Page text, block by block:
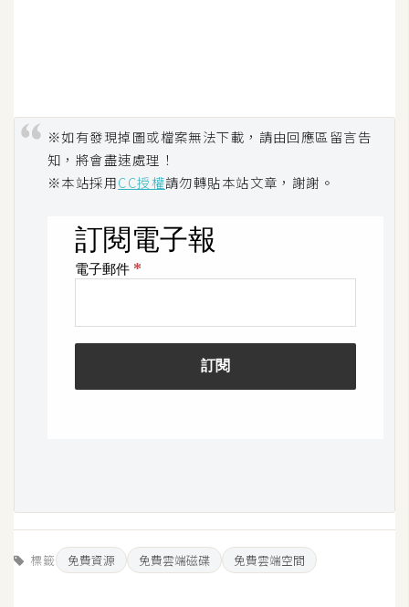
※如有發現掉圖或檔案無法下載，請由回應區留言告
知，將會盡速處理！
※本站採用CC授權請勿轉貼本站文章，謝謝。
標籤 免費資源 免費雲端磁碟 免費雲端空間